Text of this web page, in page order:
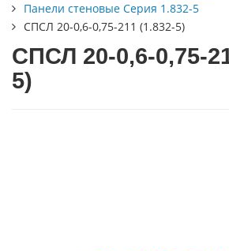
Панели стеновые Серия 1.832-5
СПСЛ 20-0,6-0,75-211 (1.832-5)
СПСЛ 20-0,6-0,75-
5)